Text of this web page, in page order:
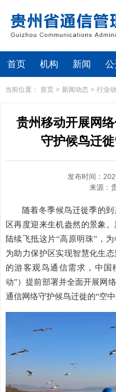
首页 机构 新闻
当前位置： 首页 > 新闻动态 > 行业
贵州移动开展网
守护候鸟迁
发布时间：
来源：
随着冬季候鸟迁徙季的
区再度迎来生机盎然的景象
陆续飞抵这片“高原明珠”，
为助力保护区实现智慧化生
的游客观鸟通信需求，中国
动”）提前部署并全面开展网
通信网络守护候鸟迁徙的“空中